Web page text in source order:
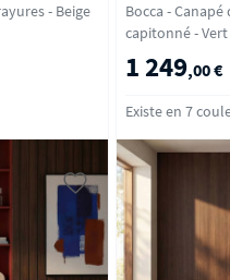
Limona - Canapé 3 places en tissu à rayures - Beige
Bocca -
capitonné
1 249,00 €
Existe en 7